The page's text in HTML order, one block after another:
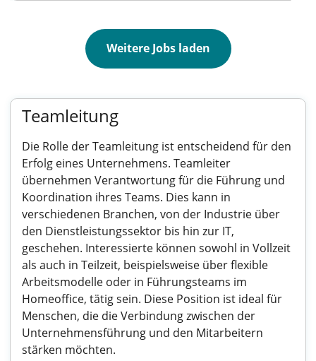
Weitere Jobs laden
Teamleitung
Die Rolle der Teamleitung ist entscheidend für den
Erfolg eines Unternehmens. Teamleiter
übernehmen Verantwortung für die Führung und
Koordination ihres Teams. Dies kann in
verschiedenen Branchen, von der Industrie über
den Dienstleistungssektor bis hin zur IT,
geschehen. Interessierte können sowohl in Vollzeit
als auch in Teilzeit, beispielsweise über flexible
Arbeitsmodelle oder in Führungsteams im
Homeoffice, tätig sein. Diese Position ist ideal für
Menschen, die die Verbindung zwischen der
Unternehmensführung und den Mitarbeitern
stärken möchten.